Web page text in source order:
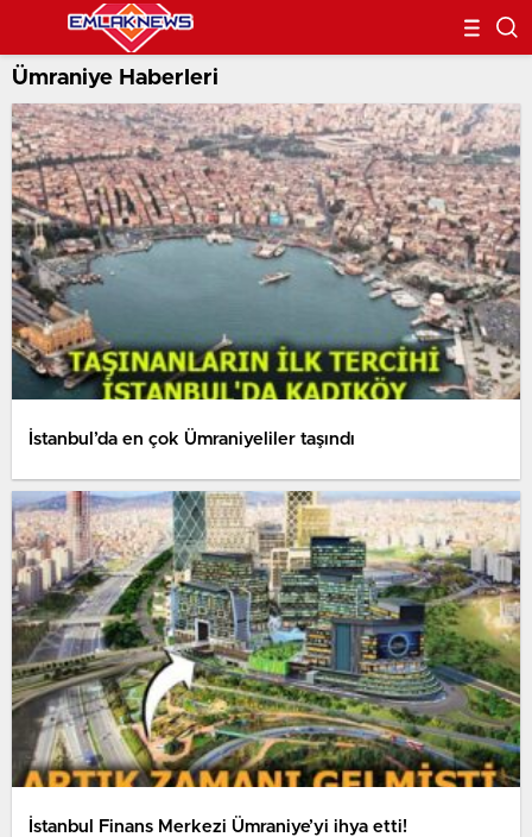
Ümraniye Haberleri
İstanbul’da en çok Ümraniyeliler taşındı
İstanbul Finans Merkezi Ümraniye’yi ihya etti!